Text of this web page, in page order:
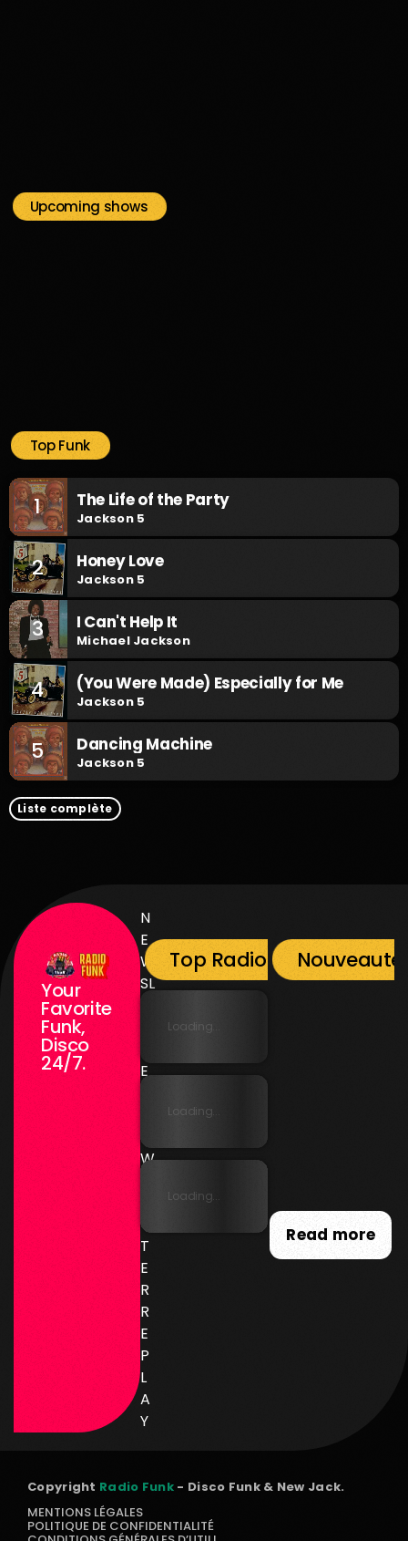
Upcoming shows
Top Funk
1 The Life of the Party
Jackson 5
2 Honey Love
Jackson 5
3 I Can't Help It
Michael Jackson
4 (You Were Made) Especially for Me
Jackson 5
5 Dancing Machine
Jackson 5
Liste complète
Your
Favorite
Funk,
Disco
24/7.
N
E
W
SL
E
E
W
T
T
E
R
R
E
P
L
A
Y
Top Radio Funk
Loading...
Loading...
Loading...
Read more
Copyright Radio Funk - Disco Funk & New Jack.
MENTIONS LÉGALES
POLITIQUE DE CONFIDENTIALITÉ